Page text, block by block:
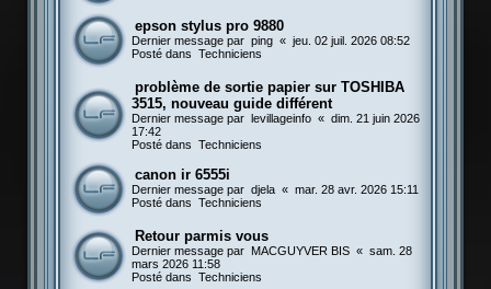
epson stylus pro 9880
Dernier message par ping « jeu. 02 juil. 2026 08:52
Posté dans Techniciens
problème de sortie papier sur TOSHIBA
3515, nouveau guide différent
Dernier message par levillageinfo « dim. 21 juin 2026
17:42
Posté dans Techniciens
canon ir 6555i
Dernier message par djela « mar. 28 avr. 2026 15:11
Posté dans Techniciens
Retour parmis vous
Dernier message par MACGUYVER BIS « sam. 28
mars 2026 11:58
Posté dans Techniciens